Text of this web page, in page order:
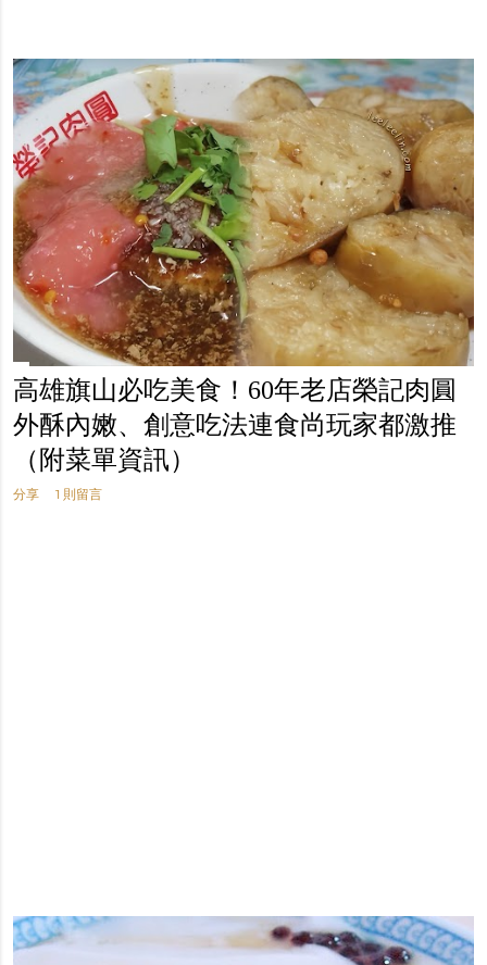
高雄旗山必吃美食！60年老店榮記肉圓
外酥內嫩、創意吃法連食尚玩家都激推
（附菜單資訊）
分享 1 則留言